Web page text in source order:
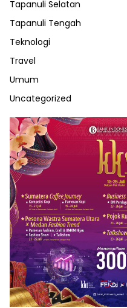
Tapanuli Selatan
Tapanuli Tengah
Teknologi
Travel
Umum
Uncategorized